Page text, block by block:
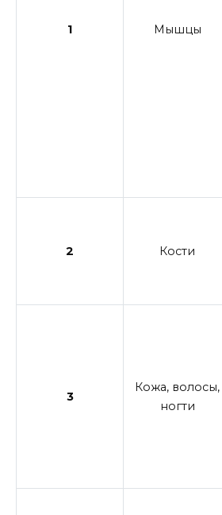
1 Мышцы
2 Кости
3
Кожа, волосы,
ногти